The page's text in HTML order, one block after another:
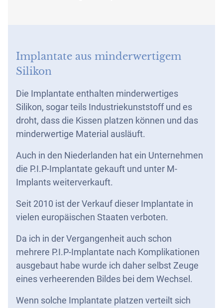
Implantate aus minderwertigem
Silikon
Die Implantate enthalten minderwertiges
Silikon, sogar teils Industriekunststoff und es
droht, dass die Kissen platzen können und das
minderwertige Material ausläuft.
Auch in den Niederlanden hat ein Unternehmen
die P.I.P-Implantate gekauft und unter M-
Implants weiterverkauft.
Seit 2010 ist der Verkauf dieser Implantate in
vielen europäischen Staaten verboten.
Da ich in der Vergangenheit auch schon
mehrere P.I.P-Implantate nach Komplikationen
ausgebaut habe wurde ich daher selbst Zeuge
eines verheerenden Bildes bei dem Wechsel.
Wenn solche Implantate platzen verteilt sich